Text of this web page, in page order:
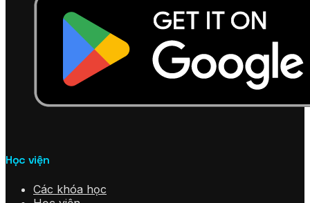
Học viện
Các khóa học